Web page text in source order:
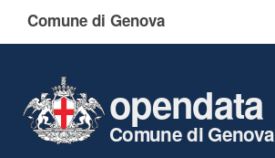
Comune di Genova
opendata
Comune di Genova